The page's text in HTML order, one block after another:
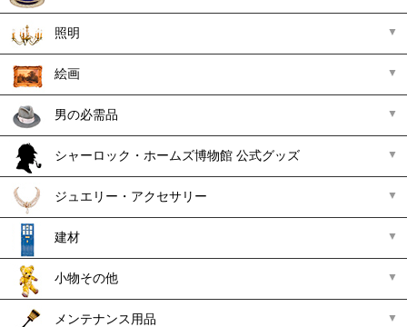
照明
絵画
男の必需品
シャーロック・ホームズ博物館 公式グッズ
ジュエリー・アクセサリー
建材
小物その他
メンテナンス用品